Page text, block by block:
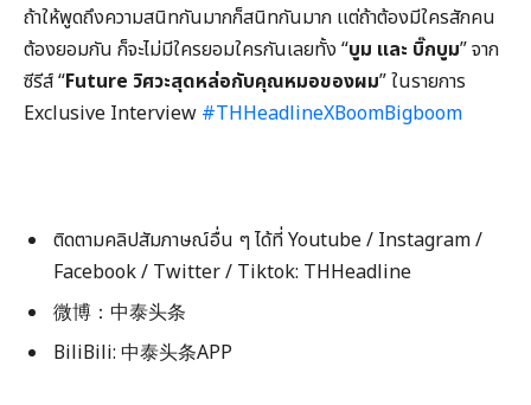
ถ้าให้พูดถึงความสนิทกันมากก็สนิทกันมาก เเต่ถ้าต้องมีใครสักคน
ต้องยอมกัน ก็จะไม่มีใครยอมใครกันเลยทั้ง “บูม เเละ บิ๊กบูม” จาก
ซีรีส์ “Future วิศวะสุดหล่อกับคุณหมอของผม” ในรายการ
Exclusive Interview #THHeadlineXBoomBigboom
ติดตามคลิปสัมภาษณ์อื่น ๆ ได้ที่ Youtube / Instagram /
Facebook / Twitter / Tiktok: THHeadline
微博：中泰头条
BiliBili: 中泰头条APP